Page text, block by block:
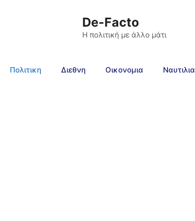
De-Facto
Η πολιτική με άλλο μάτι
Πολιτικη Διεθνη Οικονομια Ναυτιλια